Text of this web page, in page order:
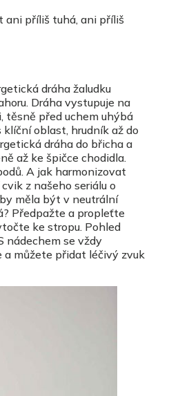
ani příliš tuhá, ani příliš
dráha žaludku
Dráha vystupuje na
těsně před uchem uhýbá
oblast, hrudník až do
dráha do břicha a
až ke špičce chodidla.
A jak harmonizovat
z našeho seriálu o
měla být v neutrální
Předpažte a propleťte
ke stropu. Pohled
nádechem se vždy
a můžete přidat léčivý zvuk